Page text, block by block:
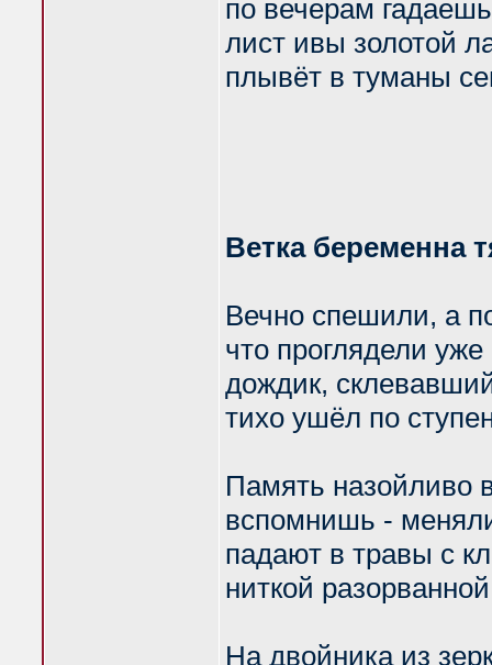
по вечерам
лист ивы золотой
плывёт в туманы
Ветка беременна
Вечно спешили, а
что проглядели
дождик,
тихо ушёл по
Память назойливо
вспомнишь -
падают в травы с
ниткой
На двойника из